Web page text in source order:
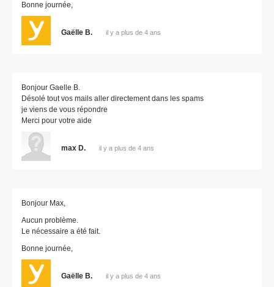
Bonne journée,
Gaëlle B. il y a plus de 4 ans
Bonjour Gaelle B.
Désolé tout vos mails aller directement dans les spams
je viens de vous répondre
Merci pour votre aide
max D. il y a plus de 4 ans
Bonjour Max,
Aucun problème.
Le nécessaire a été fait.
Bonne journée,
Gaëlle B. il y a plus de 4 ans